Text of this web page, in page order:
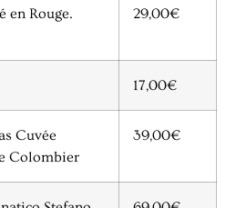
en Rouge.
29,00€
17,00€
Cuvée
Colombier
39,00€